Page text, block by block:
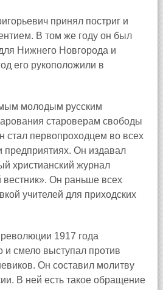
принял постриг и
В том же году он был
Нижнего Новгорода и
его рукоположили в
молодым русским
староверам свободы
стал первопроходцем во всех
предприятиях. Он издавал
христианский журнал
вестник». Он раньше всех
учителей для приходских
1917 года
и смело выступал против
Он составил молитву
В ней есть такое обращение